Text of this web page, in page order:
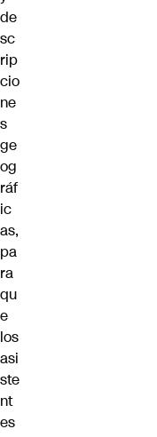
de
sc
rip
cio
ne
s
ge
og
ráf
ic
as,
pa
ra
qu
e
los
asi
ste
nt
es